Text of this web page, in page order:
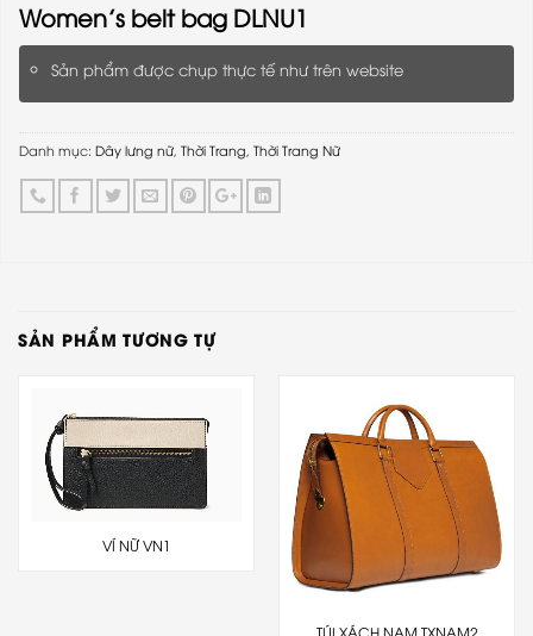
Women’s belt bag DLNU1
Sản phẩm được chụp thực tế như trên website
Danh mục: Dây lưng nữ Thời Trang Thời Trang Nữ
SẢN PHẨM TƯƠNG TỰ
VÍ NỮ VN1
TÚI XÁCH NAM TXNAM2